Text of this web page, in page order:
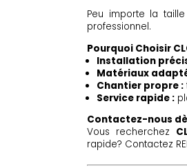
Peu importe la
professionnel.
Pourquoi Choisir
Installation
Matériaux
Chantier propre :
Service rapide :
Contactez-nous
Vous recherchez
rapide? Contactez